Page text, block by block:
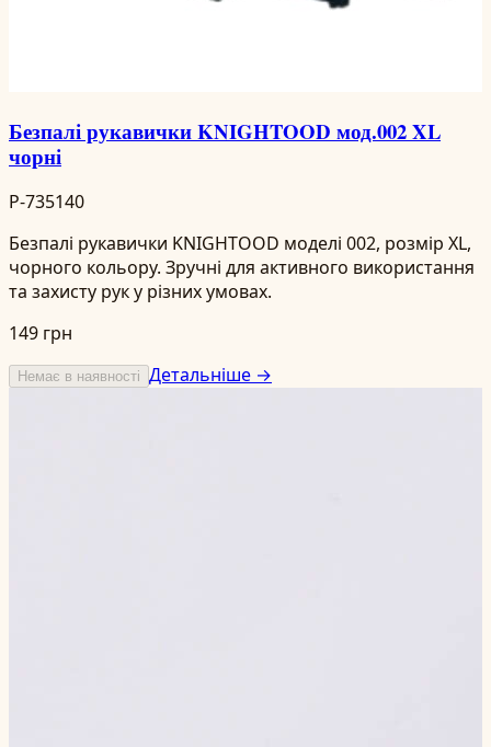
Безпалі рукавички KNIGHTOOD мод.002 XL
чорні
P-735140
Безпалі рукавички KNIGHTOOD моделі 002, розмір XL,
чорного кольору. Зручні для активного використання
та захисту рук у різних умовах.
149 грн
Немає в наявності Детальніше →